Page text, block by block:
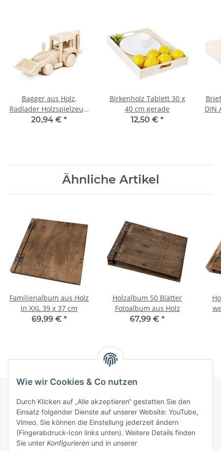
Wie wir Cookies & Co nutzen
Durch Klicken auf „Alle akzeptieren“ gestatten Sie den
Einsatz folgender Dienste auf unserer Website: YouTube,
Vimeo. Sie können die Einstellung jederzeit ändern
(Fingerabdruck-Icon links unten). Weitere Details finden
Sie unter Konfigurieren und in unserer
Bagger aus Holz,
Radlader Holzspielzeug,
27 × 7 × 10 cm
20,94 € *
Birkenholz Tablett 30 x
40 cm gerade
12,50 € *
DIN
Ähnliche Artikel
Familienalbum aus Holz
in XXL 39 x 37 cm
69,99 € *
Holzalbum 50 Blätter
Fotoalbum aus Holz
67,99 € *
Informationen
Gesetzliche Informationen